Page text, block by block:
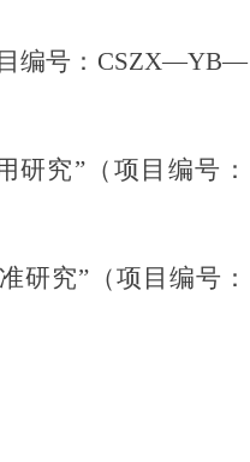
编号：CSZX—YB—
究”（项目编号：
究”（项目编号：